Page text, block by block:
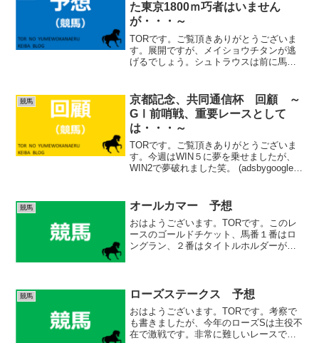
た東京1800ｍ巧者はいません
が・・・～
TORです。ご覧頂きありがとうございま
す。展開ですが、メイショウチタンが逃
げるでしょう。シュトラウスは前に馬を
限り、追いかけてしまいそうですね。こ
の馬が逃げる可能性も十...
競馬
京都記念、共同通信杯 回顧 ～
GⅠ前哨戦、重要レースとして
は・・・～
TORです。ご覧頂きありがとうございま
す。今週はWIN５に夢を乗せましたが、
WIN2で夢破れました笑。 (adsbygoogle =
競馬 オールカマー 予想
おはようございます。TORです。このレ
ースのゴールドチケット、馬番１番はロ
ングラン、２番はタイトルホルダーが獲
競馬 ローズステークス 予想
おはようございます。TORです。考察で
も書きましたが、今年のローズSは主役不
在で激戦です。非常に難しいレースです